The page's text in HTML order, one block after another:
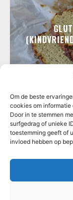
Om de beste
cookies om
Door in te stemmen
surfgedrag of unieke
toestemming geeft of
invloed hebben op